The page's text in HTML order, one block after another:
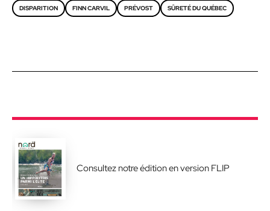
DISPARITION FINN CARVIL PRÉVOST SÛRETÉ DU QUÉBEC
Consultez notre édition en version FLIP